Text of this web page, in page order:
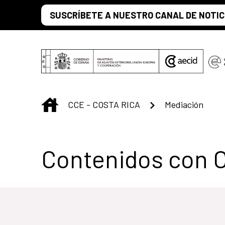
Saltar al contenido principal
SUSCRÍBETE A NUESTRO CANAL DE
INICIO
CCE - COSTA RICA Mediación
Centro Cultural
Contenidos con